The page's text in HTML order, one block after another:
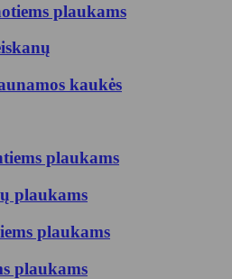
plaukams
kaukės
plaukams
plaukams
plaukams
plaukams